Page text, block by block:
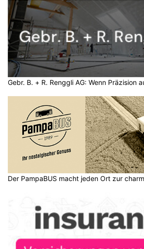
Gebr. B. + R. Renggli AG: Wenn Präzision
Der PampaBUS macht jeden Ort zur